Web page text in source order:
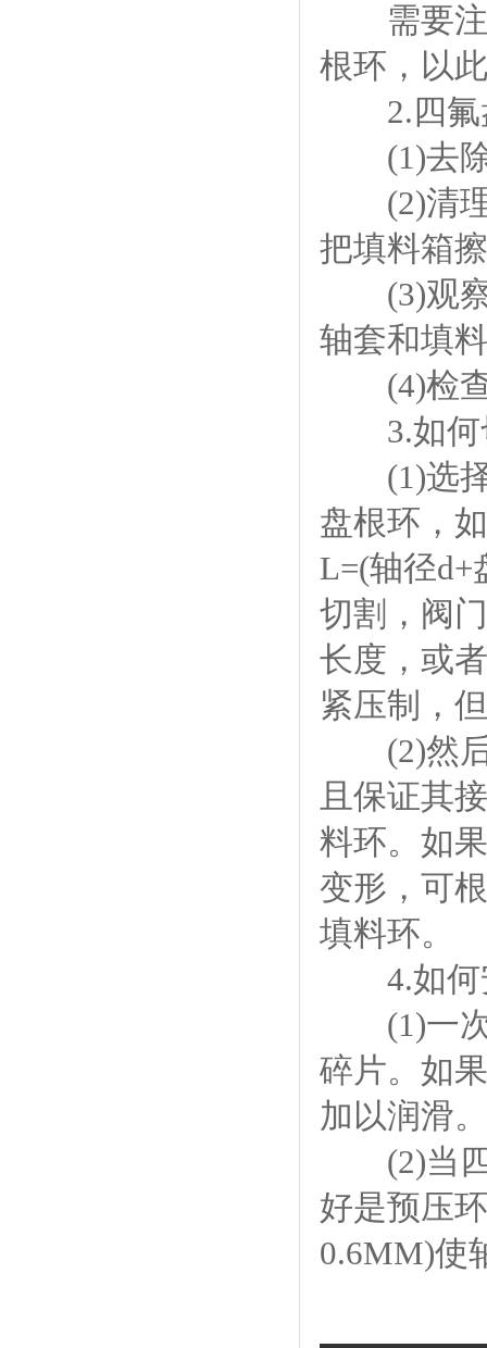
需要注
根环，以
2.四氟
(1)去除
(2)清理
把填料箱
(3)观察
轴套和填
(4)检查
3.如何
(1)选择
盘根环，
L=(轴径d+
切割，阀
长度，或
紧压制，
(2)然后
且保证其
料环。如
变形，可
填料环。
4.如何
(1)一次
碎片。如
加以润滑
(2)当四
好是预压
0.6MM)使